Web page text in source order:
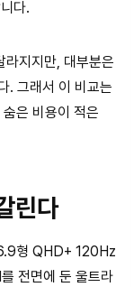
다.
라지지만, 대부분은
. 그래서 이 비교는
은 비용이 적은
린다
형 QHD+ 120Hz
전면에 둔 울트라